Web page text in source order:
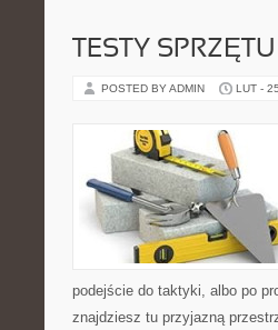
TESTY SPRZĘTU
POSTED BY ADMIN LUT -
podejście do taktyki, albo po
znajdziesz tu przyjazną